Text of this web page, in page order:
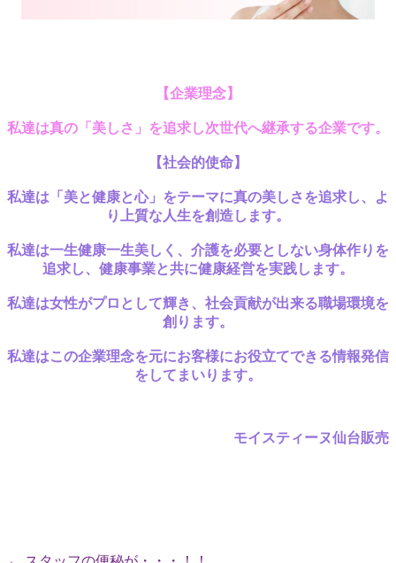
【企業理念】
私達は真の「美しさ」を追求し次世代へ継承する企業です。
【社会的使命】
私達は「美と健康と心」をテーマに真の美しさを追求し、
よ
り上質な人生を創造します。
私達は一生健康一生美しく、 介護を必要としない身体作りを
追求し、健康事業と共に健康経営を実践します。
私達は女性がプロとして輝き、社会貢献が出来る職場環境を
創ります。
私達はこの企業理念を元にお客様にお役立てできる情報発信
をしてまいります。
モイスティーヌ仙台販売